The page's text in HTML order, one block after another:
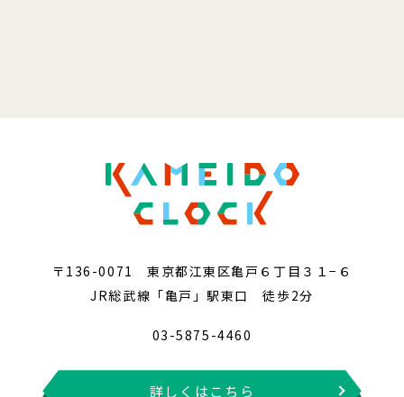
〒136-0071 東京都江東区亀戸６丁目３１−６
JR総武線「亀戸」駅東口 徒歩2分
03-5875-4460
詳しくはこちら